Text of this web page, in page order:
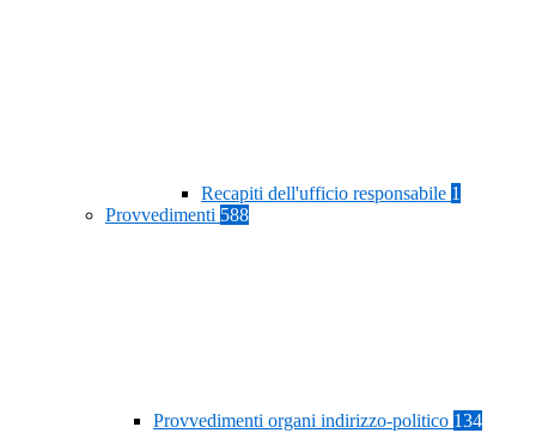
Recapiti dell'ufficio responsabile 1
Provvedimenti 588
Provvedimenti organi indirizzo-politico 134